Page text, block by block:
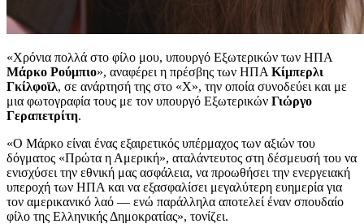
«Χρόνια πολλά στο φίλο μου, υπουργό Εξωτερικών των ΗΠΑ
Μάρκο Ρούμπιο», αναφέρει η πρέσβης των ΗΠΑ Κίμπερλι
Γκίλφοϊλ, σε ανάρτησή της στο «Χ», την οποία συνοδεύει και με
μια φωτογραφία τους με τον υπουργό Εξωτερικών Γιώργο
Γεραπετρίτη.
«Ο Μάρκο είναι ένας εξαιρετικός υπέρμαχος των αξιών του
δόγματος «Πρώτα η Αμερική», αταλάντευτος στη δέσμευσή του να
ενισχύσει την εθνική μας ασφάλεια, να προωθήσει την ενεργειακή
υπεροχή των ΗΠΑ και να εξασφαλίσει μεγαλύτερη ευημερία για
τον αμερικανικό λαό — ενώ παράλληλα αποτελεί έναν σπουδαίο
φίλο της Ελληνικής Δημοκρατίας», τονίζει.